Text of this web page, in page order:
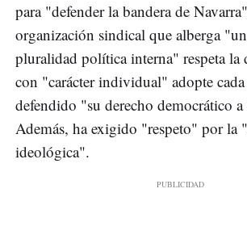
para "defender la bandera de
organización sindical que alberga
pluralidad política interna" respeta la
con "carácter individual" adopte
defendido "su derecho democrático a
Además, ha exigido "respeto" por la
ideológica".